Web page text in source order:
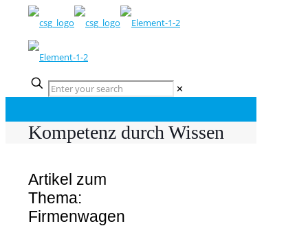
✕
Kompetenz durch Wissen
Artikel zum
Thema:
Firmenwagen